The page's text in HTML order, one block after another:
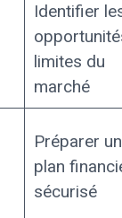
Identifier
limites du
marché
Préparer un
plan
sécurisé